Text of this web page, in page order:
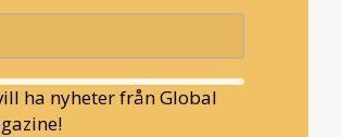
ha nyheter från Global